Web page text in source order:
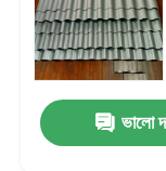
বাড়ি
ভালো